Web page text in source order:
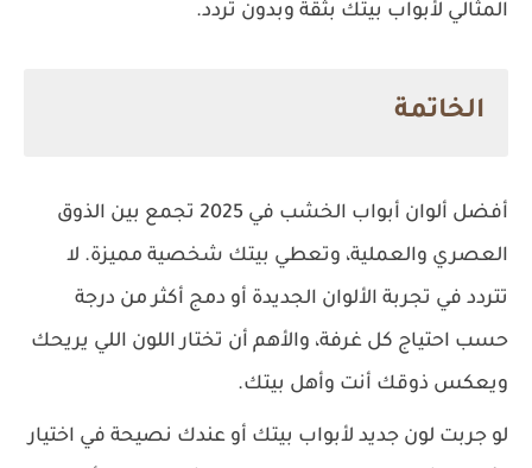
المثالي لأبواب بيتك بثقة وبدون تردد.
الخاتمة
أفضل ألوان أبواب الخشب في 2025 تجمع بين الذوق
العصري والعملية، وتعطي بيتك شخصية مميزة. لا
تتردد في تجربة الألوان الجديدة أو دمج أكثر من درجة
حسب احتياج كل غرفة، والأهم أن تختار اللون اللي يريحك
ويعكس ذوقك أنت وأهل بيتك.
لو جربت لون جديد لأبواب بيتك أو عندك نصيحة في اختيار